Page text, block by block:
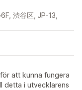
渋谷区, JP-13,
att kunna fungera
detta i utvecklarens